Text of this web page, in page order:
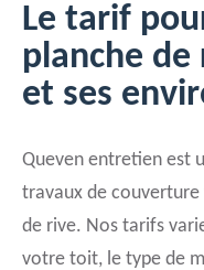
Le tarif
planche de
et ses
Queven entretien est
travaux de
de rive. Nos tarifs
votre toit, le type de